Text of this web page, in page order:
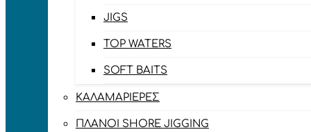
JIGS
TOP WATERS
SOFT BAITS
ΚΑΛΑΜΑΡΙΈΡΕΣ
ΠΛΆΝΟΙ SHORE JIGGING